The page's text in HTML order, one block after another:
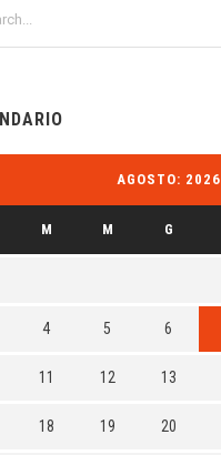
AGOSTO: 2026
M M G
4 5 6
11 12 13
18 19 20